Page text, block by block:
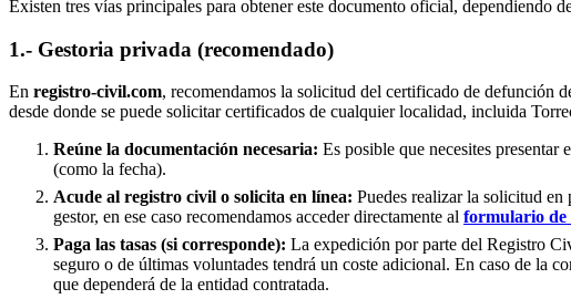
Existen tres vías principales para obtener este documento oficial, dependiendo
1.- Gestoria privada (recomendado)
En registro-civil.com, recomendamos la solicitud del certificado de defunción
desde donde se puede solicitar certificados de cualquier localidad, incluida
Reúne la documentación necesaria: Es posible que necesites
(como la fecha).
Acude al registro civil o solicita en línea: Puedes realizar la solicitud
gestor, en ese caso recomendamos acceder directamente al formulario de
Paga las tasas (si corresponde): La expedición por parte del Registro
seguro o de últimas voluntades tendrá un coste adicional. En caso de la
que dependerá de la entidad contratada.